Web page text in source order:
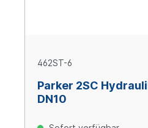
462ST-6
Parker 2SC
DN10